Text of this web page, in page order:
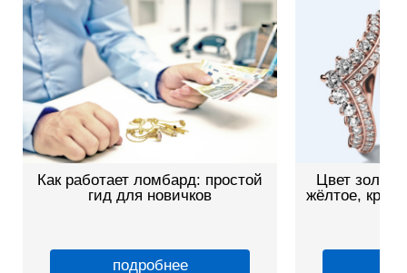
Цвет золота: чем отличаются
Как